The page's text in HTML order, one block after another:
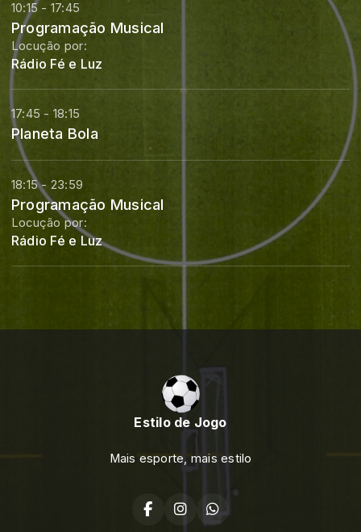
10:15 - 17:45
Programação Musical
Locução por:
Rádio Fé e Luz
17:45 - 18:15
Planeta Bola
18:15 - 23:59
Programação Musical
Locução por:
Rádio Fé e Luz
Estilo de Jogo
Mais esporte, mais estilo